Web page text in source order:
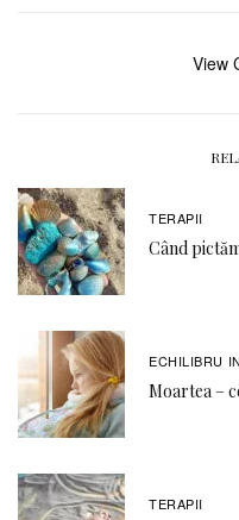
View
TERAPII
Când
ECHILIBRU
Moartea –
TERAPII